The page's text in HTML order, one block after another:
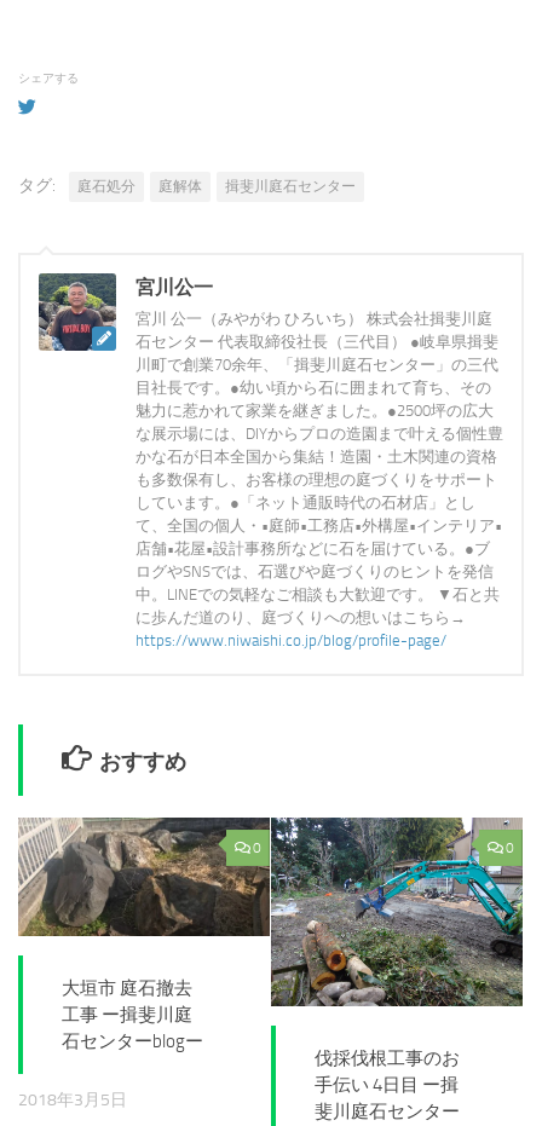
シェアする
タグ: 庭石処分 庭解体 揖斐川庭石センター
宮川公一
宮川 公一（みやがわ ひろいち） 株式会社揖斐川庭
石センター 代表取締役社長（三代目） ●岐阜県揖斐
川町で創業70余年、「揖斐川庭石センター」の三代
目社長です。●幼い頃から石に囲まれて育ち、その
魅力に惹かれて家業を継ぎました。●2500坪の広大
な展示場には、DIYからプロの造園まで叶える個性豊
かな石が日本全国から集結！造園・土木関連の資格
も多数保有し、お客様の理想の庭づくりをサポート
しています。●「ネット通販時代の石材店」とし
て、全国の個人・•庭師•工務店•外構屋•インテリア•
店舗•花屋•設計事務所などに石を届けている。●ブ
ログやSNSでは、石選びや庭づくりのヒントを発信
中。LINEでの気軽なご相談も大歓迎です。 ▼石と共
に歩んだ道のり、庭づくりへの想いはこちら→
https://www.niwaishi.co.jp/blog/profile-page/
おすすめ
0
大垣市 庭石撤去
工事 ー揖斐川庭
石センターblogー
2018年3月5日
0
伐採伐根工事のお
手伝い 4日目 ー揖
斐川庭石センター